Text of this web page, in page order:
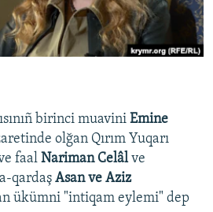
birinci muavini Emine
olğan Qırım Yuqarı
faal Nariman Celâlve
qardaş Asan ve Aziz
ükümni "intiqam eylemi" dep